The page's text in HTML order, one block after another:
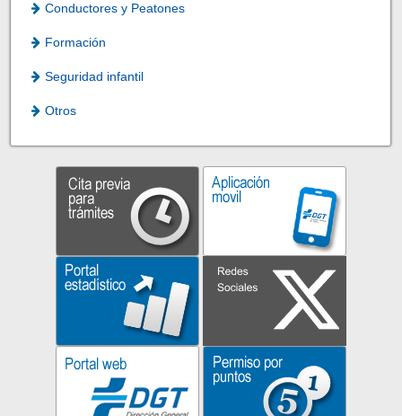
Conductores y Peatones
Formación
Seguridad infantil
Otros